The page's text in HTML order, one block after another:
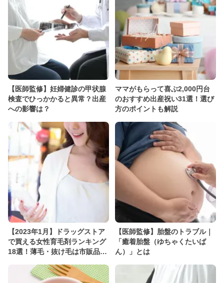
【医師監修】妊婦健診の甲状腺
検査でひっかかると異常？出産
への影響は？
ママがもらって喜ぶ2,000円台
のおすすめ出産祝い31選！選び
方のポイントも解説
【2023年1月】ドラッグストア
で買える女性育毛剤ランキング
18選！薄毛・抜け毛は市販品で
【医師監修】胎盤のトラブル｜
「癒着胎盤（ゆちゃくたいば
ん）」とは